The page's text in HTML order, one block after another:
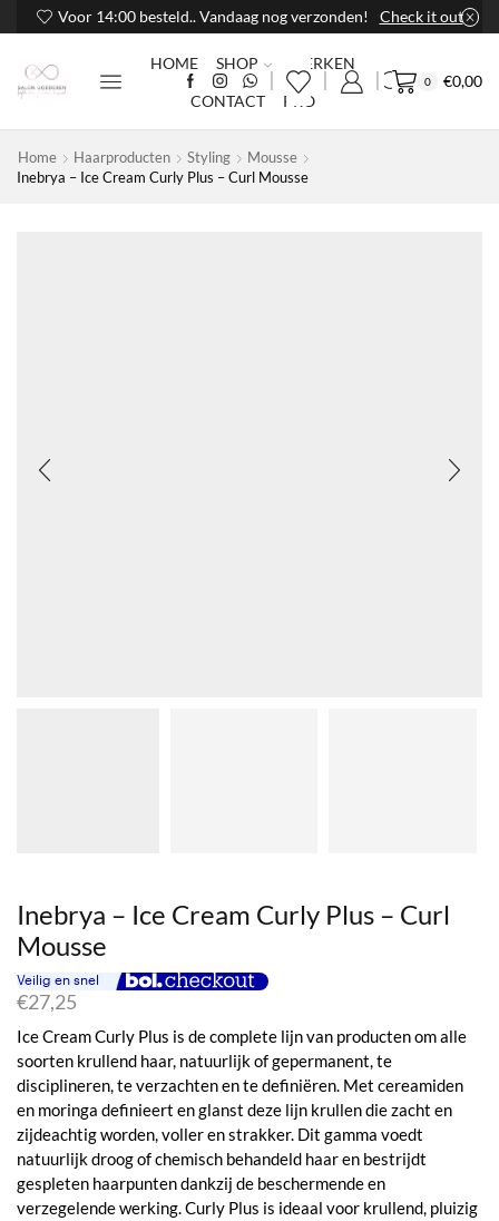
Voor 14:00 besteld.. Vandaag nog verzonden! Check it out
HOME SHOP
MERKEN
CONTACT
PRO
0 €0,00
Home Haarproducten Styling
Mousse
Inebrya – Ice Cream Curly Plus – Curl Mousse
Inebrya – Ice Cream Curly Plus – Curl
Mousse
€27,25
Ice Cream Curly Plus is de complete lijn van producten om alle
soorten krullend haar, natuurlijk of gepermanent, te
disciplineren, te verzachten en te definiëren. Met cereamiden
en moringa definieert en glanst deze lijn krullen die zacht en
zijdeachtig worden, voller en strakker. Dit gamma voedt
natuurlijk droog of chemisch behandeld haar en bestrijdt
gespleten haarpunten dankzij de beschermende en
verzegelende werking. Curly Plus is ideaal voor krullend, pluizig